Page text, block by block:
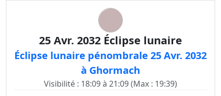
25 Avr. 2032 Éclipse lunaire
Éclipse lunaire pénombrale 25 Avr. 2032
à Ghormach
Visibilité : 18:09 à 21:09 (Max : 19:39)